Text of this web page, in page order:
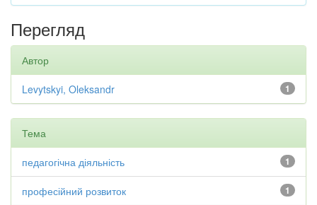
Перегляд
Автор
1
Levytskyi, Oleksandr
Тема
1
педагогічна діяльність
1
професійний розвиток